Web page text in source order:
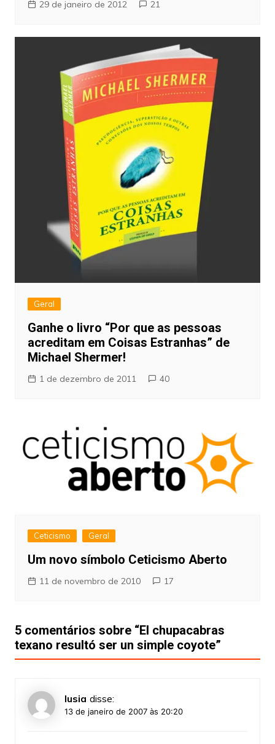
29 de janeiro de 2012 21
Geral
Ganhe o livro “Por que as pessoas
acreditam em Coisas Estranhas” de
Michael Shermer!
1 de dezembro de 2011 40
Ceticismo Geral
Um novo símbolo Ceticismo Aberto
11 de novembro de 2010 17
5 comentários sobre “El chupacabras
texano resultó ser un simple coyote”
lusia disse:
13 de janeiro de 2007 às 20:20